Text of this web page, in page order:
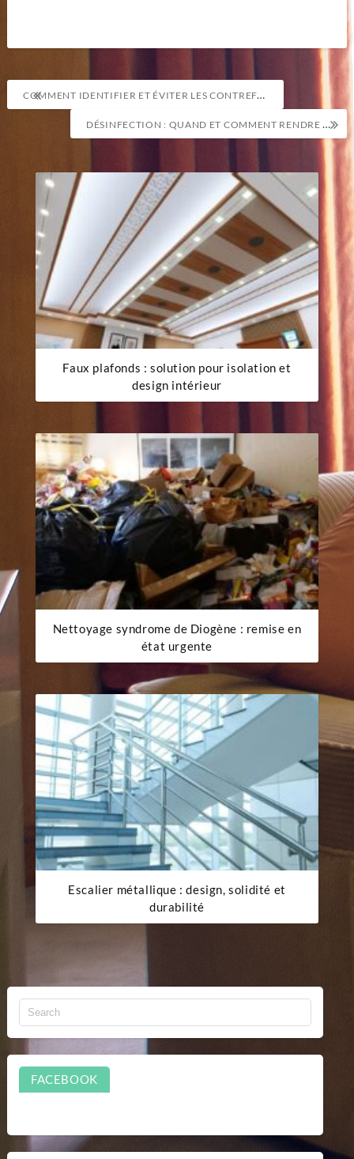
Navigation
de
l’article
COMMENT IDENTIFIER ET ÉVITER LES CONTREFAÇONS DE MEUBLES EN BOIS MASSIF SUR LE MARCHÉ ?
DÉSINFECTION : QUAND ET COMMENT RENDRE VOS SURFACES 99,9% SANS GERMES ?
Faux plafonds : solution pour isolation et
design intérieur
Nettoyage syndrome de Diogène : remise en
état urgente
Escalier métallique : design, solidité et
durabilité
FACEBOOK